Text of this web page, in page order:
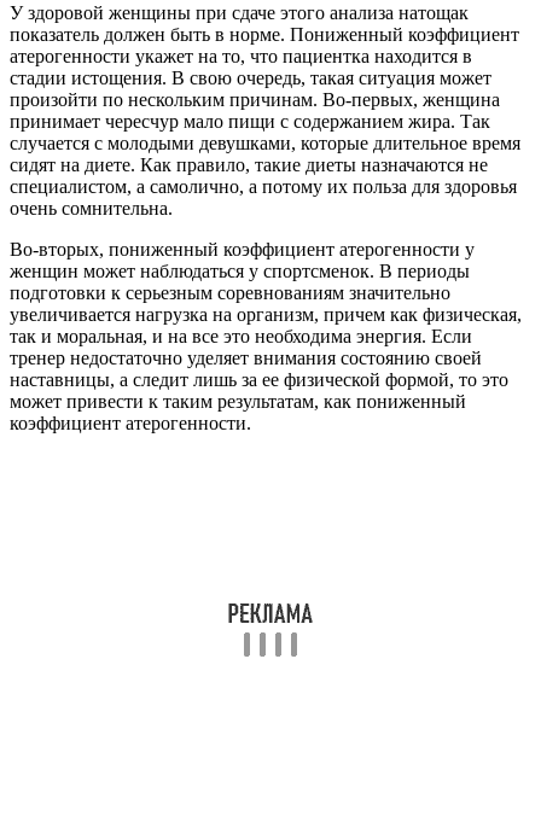
У здоровой женщины при сдаче этого анализа натощак
показатель должен быть в норме. Пониженный коэффициент
атерогенности укажет на то, что пациентка находится в
стадии истощения. В свою очередь, такая ситуация может
произойти по нескольким причинам. Во-первых, женщина
принимает чересчур мало пищи с содержанием жира. Так
случается с молодыми девушками, которые длительное время
сидят на диете. Как правило, такие диеты назначаются не
специалистом, а самолично, а потому их польза для здоровья
очень сомнительна.
Во-вторых, пониженный коэффициент атерогенности у
женщин может наблюдаться у спортсменок. В периоды
подготовки к серьезным соревнованиям значительно
увеличивается нагрузка на организм, причем как физическая,
так и моральная, и на все это необходима энергия. Если
тренер недостаточно уделяет внимания состоянию своей
наставницы, а следит лишь за ее физической формой, то это
может привести к таким результатам, как пониженный
коэффициент атерогенности.